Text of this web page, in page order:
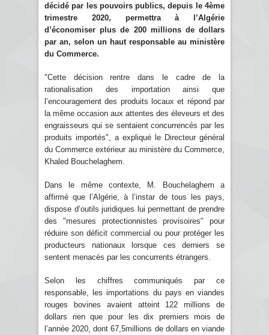
décidé par les pouvoirs publics, depuis le 4ème
trimestre 2020, permettra à l’Algérie
d’économiser plus de 200 millions de dollars
par an, selon un haut responsable au ministère
du Commerce.
"Cette décision rentre dans le cadre de la
rationalisation des importation ainsi que
l’encouragement des produits locaux et répond par
la même occasion aux attentes des éleveurs et des
engraisseurs qui se sentaient concurrencés par les
produits importés", a expliqué le Directeur général
du Commerce extérieur au ministère du Commerce,
Khaled Bouchelaghem.
Dans le même contexte, M. Bouchelaghem a
affirmé que l’Algérie, à l’instar de tous les pays,
dispose d’outils juridiques lui permettant de prendre
des "mesures protectionnistes provisoires" pour
réduire son déficit commercial ou pour protéger les
producteurs nationaux lorsque ces derniers se
sentent menacés par les concurrents étrangers.
Selon les chiffres communiqués par ce
responsable, les importations du pays en viandes
rouges bovines avaient atteint 122 millions de
dollars rien que pour les dix premiers mois de
l’année 2020, dont 67,5millions de dollars en viande